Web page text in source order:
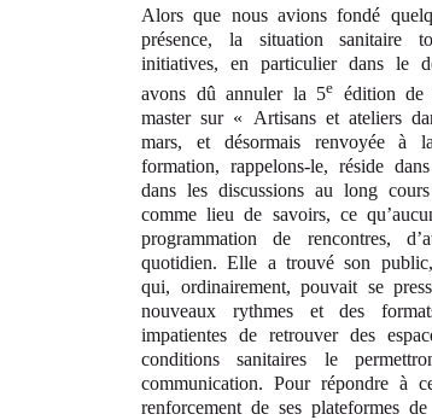
Alors que nous avions fondé
présence, la situation sanitaire
initiatives, en particulier dans le
avons dû annuler la 5e édition de
master sur « Artisans et ateliers
mars, et désormais renvoyée à
formation, rappelons-le, réside
dans les discussions au long
comme lieu de savoirs, ce
programmation de rencontres,
quotidien. Elle a trouvé son
qui, ordinairement, pouvait se
nouveaux rythmes et des
impatientes de retrouver des
conditions sanitaires le
communication. Pour répondre à
renforcement de ses plateformes